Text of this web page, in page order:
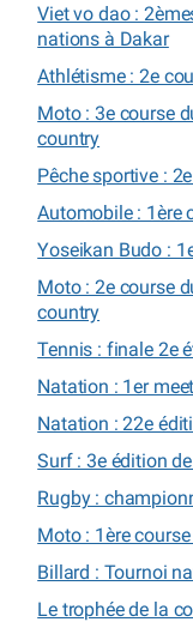
Viet vo dao :
nations à Dakar
Athlétisme : 2e
Moto : 3e course
country
Pêche sportive :
Automobile : 1ère
Yoseikan Budo :
Moto : 2e course
country
Tennis : finale 2e
Natation : 1er
Natation : 22e
Surf : 3e édition
Rugby :
Moto : 1ère
Billard : Tournoi
Le trophée de la